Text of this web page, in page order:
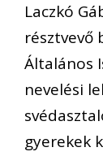
Laczkó
résztvevő
Általános
nevelési
gyerekek